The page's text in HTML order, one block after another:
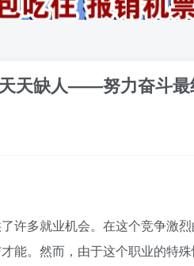
天缺人——努力奋斗最
许多就业机会。在这个竞争激
能。然而，由于这个职业的特